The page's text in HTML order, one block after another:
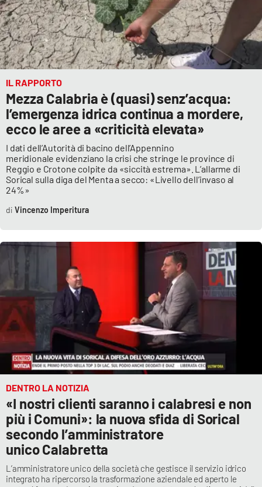
IL RAPPORTO
Mezza Calabria è (quasi) senz’acqua:
l’emergenza idrica continua a mordere,
ecco le aree a «criticità elevata»
I dati dell’Autorità di bacino dell’Appennino
meridionale evidenziano la crisi che stringe le province di
Reggio e Crotone colpite da «siccità estrema». L’allarme di
Sorical sulla diga del Menta a secco: «Livello dell’invaso al
24%»
Vincenzo Imperitura
DENTRO LA NOTIZIA
«I nostri clienti saranno i calabresi e non
più i Comuni»: la nuova sfida di Sorical
secondo l’amministratore
unico Calabretta
L’amministratore unico della società che gestisce il servizio idrico
integrato ha ripercorso la trasformazione aziendale ed aperto le